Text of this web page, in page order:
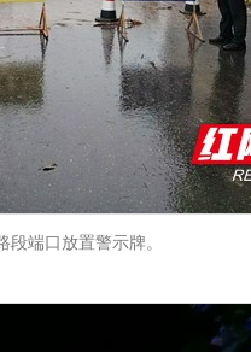
段端口放置警示牌。